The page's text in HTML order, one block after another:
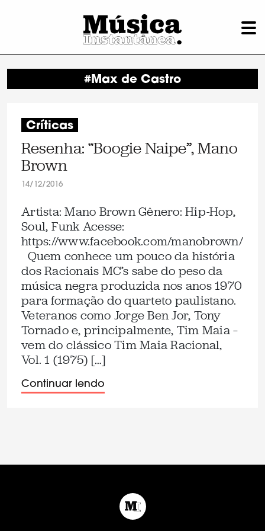
#Max de Castro
Críticas
Resenha: “Boogie Naipe”, Mano
Brown
14/12/2016
Artista: Mano Brown Gênero: Hip-Hop,
Soul, Funk Acesse:
https://www.facebook.com/manobrown/
Quem conhece um pouco da história
dos Racionais MC’s sabe do peso da
música negra produzida nos anos 1970
para formação do quarteto paulistano.
Veteranos como Jorge Ben Jor, Tony
Tornado e, principalmente, Tim Maia –
vem do clássico Tim Maia Racional,
Vol. 1 (1975) […]
Continuar lendo